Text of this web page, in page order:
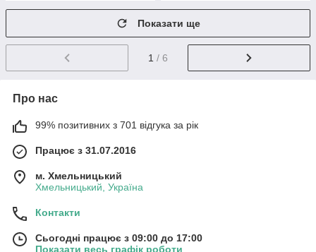
Показати ще
1 / 6
Про нас
99% позитивних з 701 відгука за рік
Працює з 31.07.2016
м. Хмельницький
Хмельницький, Україна
Контакти
Сьогодні працює з 09:00 до 17:00
Показати весь графік роботи